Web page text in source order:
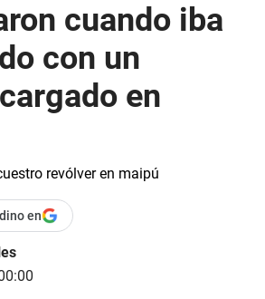
cuando iba
con un
en
en